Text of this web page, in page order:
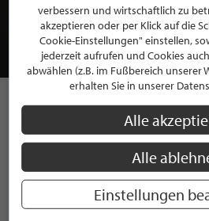
JETZT GRATIS
verbessern und wirtschaftlich zu
akzeptieren oder per Klick auf die
Cookie-Einstellungen" einstellen,
jederzeit aufrufen und Cookies
abwählen (z.B. im Fußbereich unserer
erhalten Sie in unserer
Alle
Alle
Einstellungen